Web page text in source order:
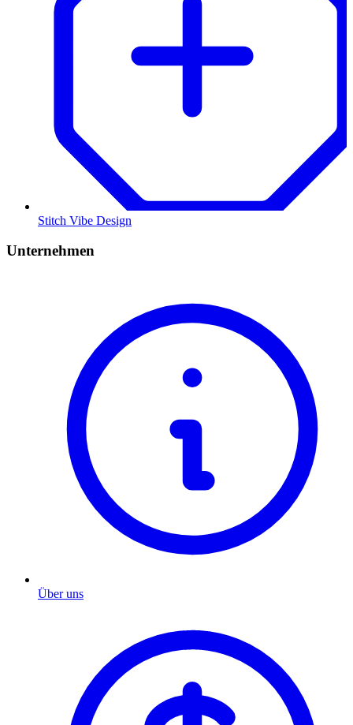
Stitch Vibe Design
Unternehmen
Über uns